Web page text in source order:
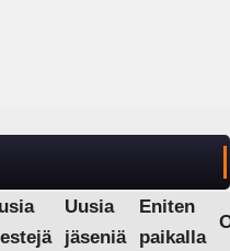
Uusia
jäseniä
Eniten
paikalla